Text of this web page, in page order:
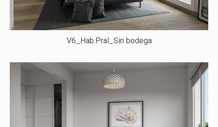
V6_Hab.Pral_Sin bodega